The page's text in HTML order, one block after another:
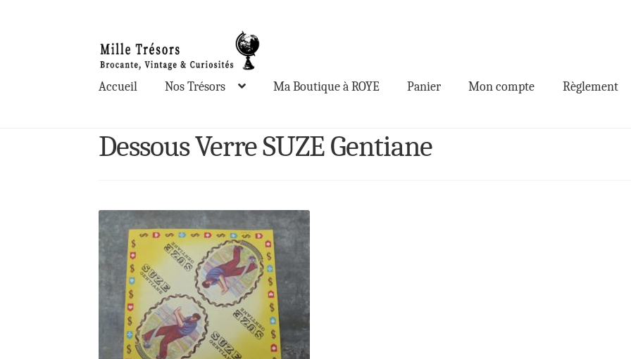
à
la
navigation
au
contenu
Accueil Nos Trésors Ma Boutique à ROYE Panier Mon compte Règlement
Dessous Verre SUZE Gentiane